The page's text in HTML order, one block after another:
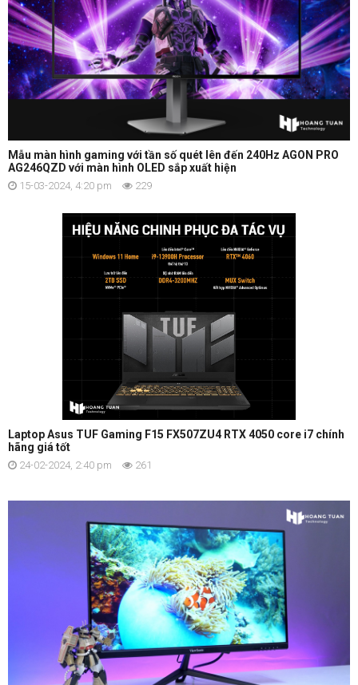
Mẫu màn hình gaming với tần số quét lên đến 240Hz AGON PRO
AG246QZD với màn hình OLED sắp xuất hiện
15-03-2024, 4:20 pm 229
Laptop Asus TUF Gaming F15 FX507ZU4 RTX 4050 core i7 chính
hãng giá tốt
24-02-2024, 2:40 pm 261